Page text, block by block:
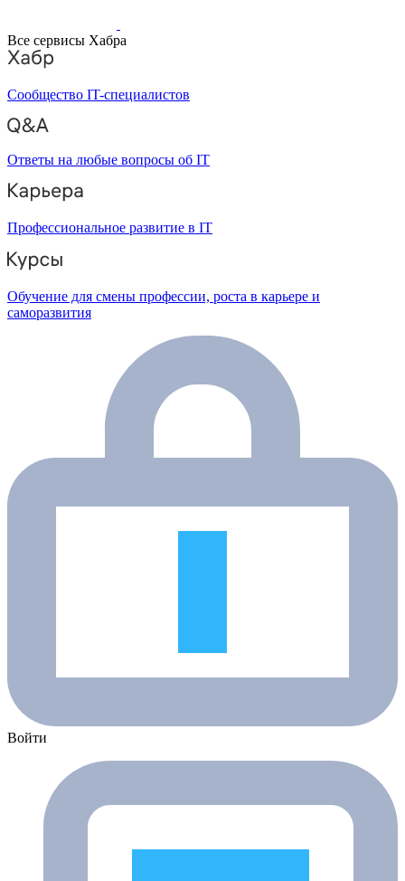
Все сервисы Хабра
Сообщество IT-специалистов
Ответы на любые вопросы об IT
Профессиональное развитие в IT
Обучение для смены профессии, роста в карьере и
саморазвития
Войти